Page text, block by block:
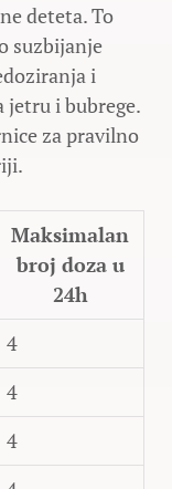
deteta. To
suzbijanje
i
i bubrege.
za pravilno
Maksimalan
broj doza u
24h
4
4
4